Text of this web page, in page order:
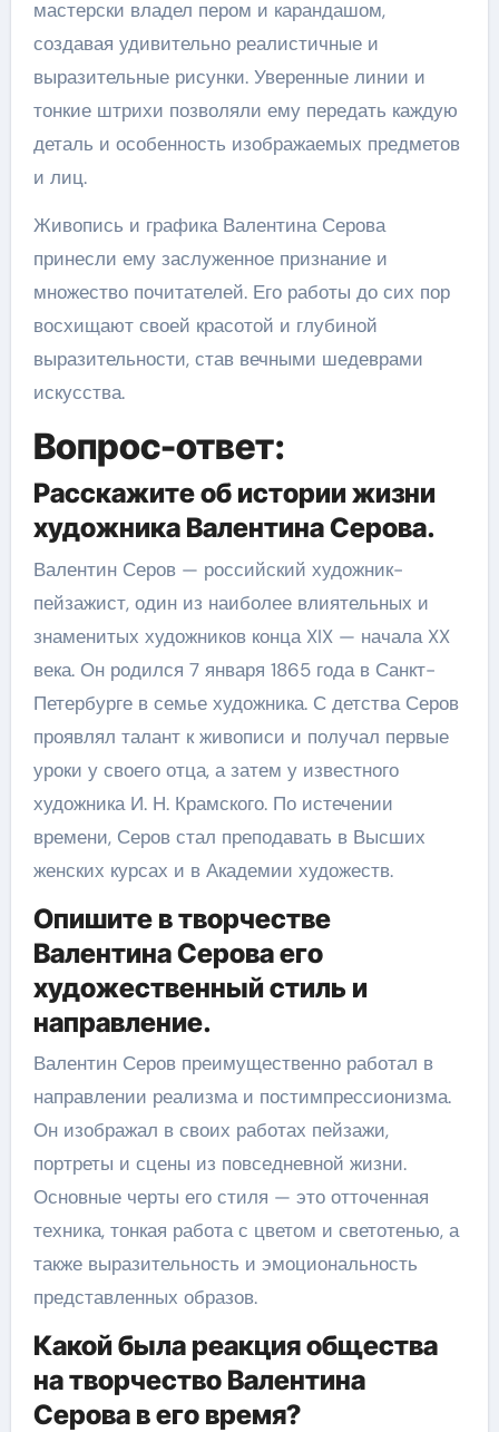
мастерски владел пером и карандашом,
создавая удивительно реалистичные и
выразительные рисунки. Уверенные линии и
тонкие штрихи позволяли ему передать каждую
деталь и особенность изображаемых предметов
и лиц.
Живопись и графика Валентина Серова
принесли ему заслуженное признание и
множество почитателей. Его работы до сих пор
восхищают своей красотой и глубиной
выразительности, став вечными шедеврами
искусства.
Вопрос-ответ:
Расскажите об истории жизни
художника Валентина Серова.
Валентин Серов — российский художник-
пейзажист, один из наиболее влиятельных и
знаменитых художников конца XIX — начала XX
века. Он родился 7 января 1865 года в Санкт-
Петербурге в семье художника. С детства Серов
проявлял талант к живописи и получал первые
уроки у своего отца, а затем у известного
художника И. Н. Крамского. По истечении
времени, Серов стал преподавать в Высших
женских курсах и в Академии художеств.
Опишите в творчестве
Валентина Серова его
художественный стиль и
направление.
Валентин Серов преимущественно работал в
направлении реализма и постимпрессионизма.
Он изображал в своих работах пейзажи,
портреты и сцены из повседневной жизни.
Основные черты его стиля — это отточенная
техника, тонкая работа с цветом и светотенью, а
также выразительность и эмоциональность
представленных образов.
Какой была реакция общества
на творчество Валентина
Серова в его время?